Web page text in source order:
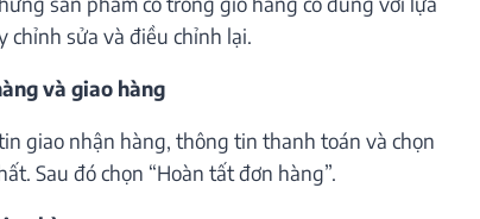
chỉnh sửa và điều chỉnh lại.
và giao hàng
giao nhận hàng, thông tin thanh toán và chọn
Sau đó chọn “Hoàn tất đơn hàng”.